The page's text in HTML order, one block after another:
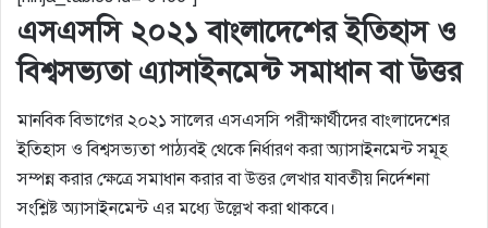
এসএসসি ২০২১ বাংলাদেশের ইতিহাস ও
বিশ্বসভ্যতা এ্যাসাইনমেন্ট সমাধান বা উত্তর
মানবিক বিভাগের ২০২১ সালের এসএসসি পরীক্ষার্থীদের বাংলাদেশের
ইতিহাস ও বিশ্বসভ্যতা পাঠ্যবই থেকে নির্ধারণ করা অ্যাসাইনমেন্ট সমূহ
সম্পন্ন করার ক্ষেত্রে সমাধান করার বা উত্তর লেখার যাবতীয় নির্দেশনা
সংশ্লিষ্ট অ্যাসাইনমেন্ট এর মধ্যে উল্লেখ করা থাকবে।